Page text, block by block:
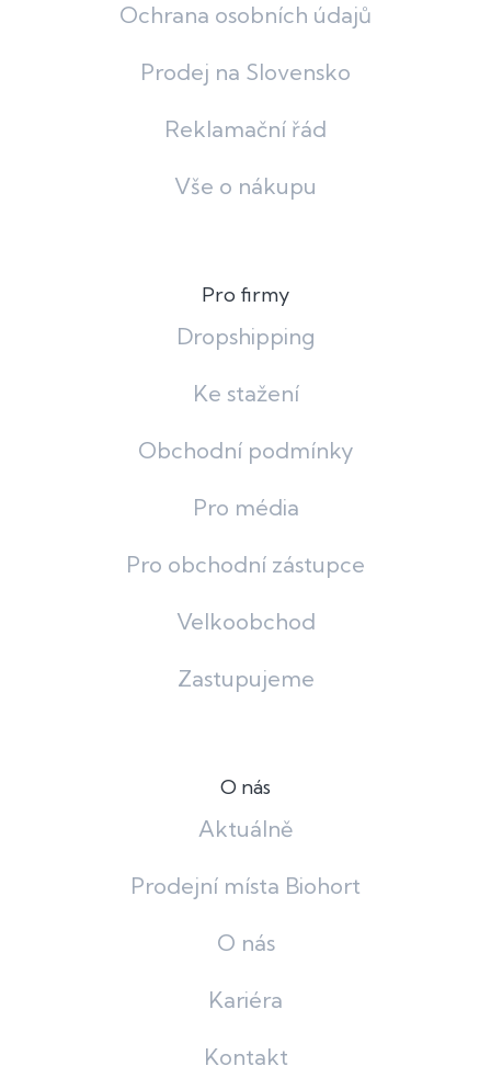
Ochrana osobních údajů
Prodej na Slovensko
Reklamační řád
Vše o nákupu
Pro firmy
Dropshipping
Ke stažení
Obchodní podmínky
Pro média
Pro obchodní zástupce
Velkoobchod
Zastupujeme
O nás
Aktuálně
Prodejní místa Biohort
O nás
Kariéra
Kontakt